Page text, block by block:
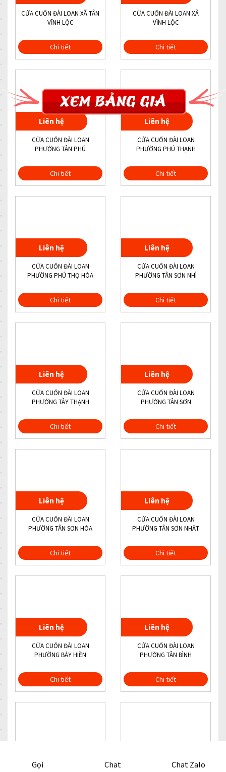
CỬA CUỐN ĐÀI LOAN XÃ TÂN
VĨNH LỘC
Chi tiết
CỬA CUỐN ĐÀI LOAN XÃ
VĨNH LỘC
Chi tiết
Liên hệ
CỬA CUỐN ĐÀI LOAN
PHƯỜNG TÂN PHÚ
Chi tiết
Liên hệ
CỬA CUỐN ĐÀI LOAN
PHƯỜNG PHÚ THẠNH
Chi tiết
Liên hệ
CỬA CUỐN ĐÀI LOAN
PHƯỜNG PHÚ THỌ HÒA
Chi tiết
Liên hệ
CỬA CUỐN ĐÀI LOAN
PHƯỜNG TÂN SƠN NHÌ
Chi tiết
Liên hệ
CỬA CUỐN ĐÀI LOAN
PHƯỜNG TÂY THẠNH
Chi tiết
Liên hệ
CỬA CUỐN ĐÀI LOAN
PHƯỜNG TÂN SƠN
Chi tiết
Liên hệ
CỬA CUỐN ĐÀI LOAN
PHƯỜNG TÂN SƠN HÒA
Chi tiết
Liên hệ
CỬA CUỐN ĐÀI LOAN
PHƯỜNG TÂN SƠN NHẤT
Chi tiết
Liên hệ
CỬA CUỐN ĐÀI LOAN
PHƯỜNG BẢY HIỀN
Chi tiết
Liên hệ
CỬA CUỐN ĐÀI LOAN
PHƯỜNG TÂN BÌNH
Chi tiết
Gọi Chat Chat Zalo